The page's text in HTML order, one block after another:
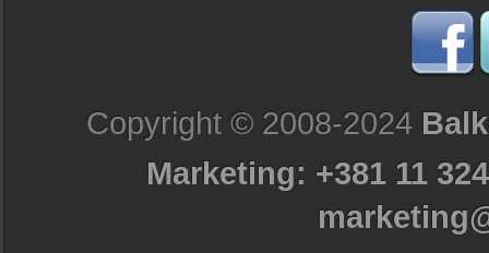
Copyright © 2008-2024
Marketing: +381 11